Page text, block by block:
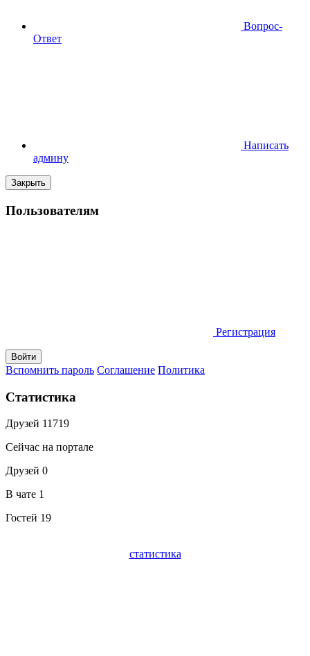
Вопрос-
Ответ
Написать
админу
Закрыть
Пользователям
Регистрация
Вспомнить пароль Соглашение Политика
Статистика
Друзей 11719
Сейчас на портале
Друзей 0
В чате 1
Гостей 19
статистика